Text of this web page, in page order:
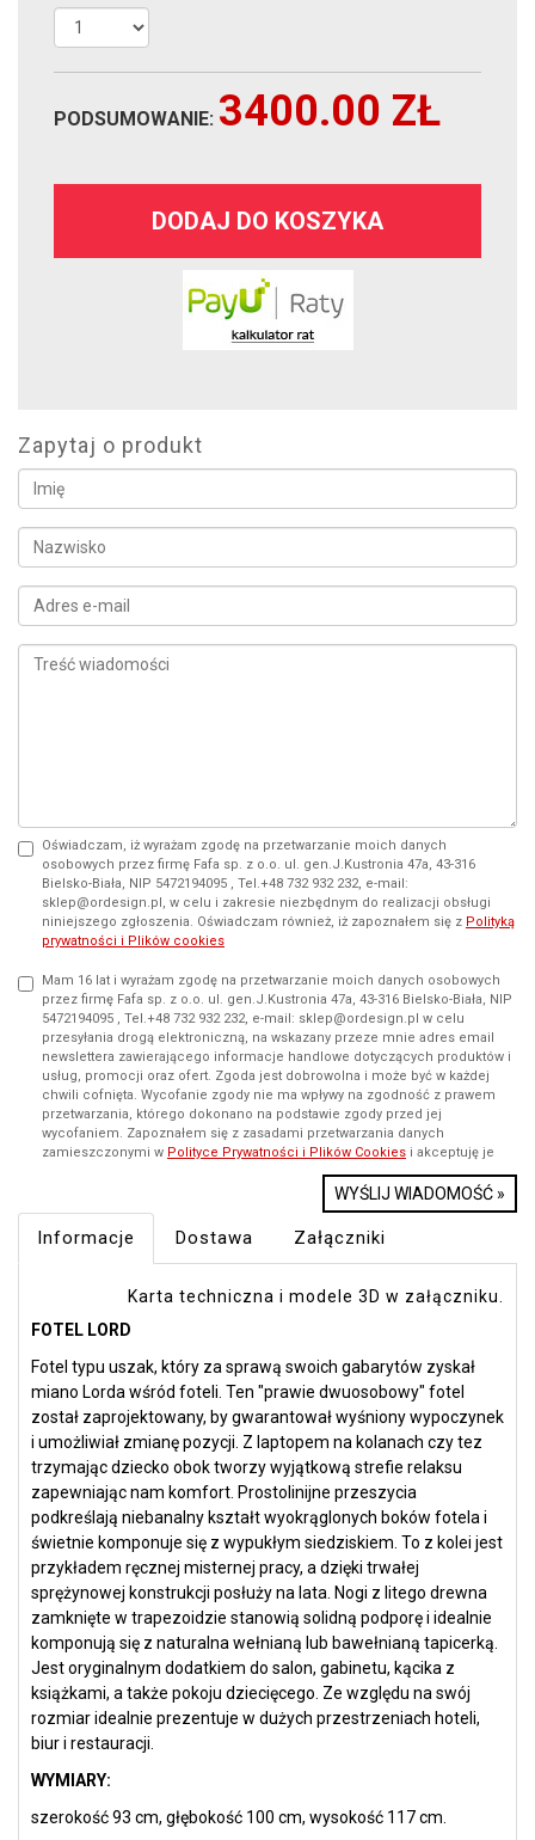
PODSUMOWANIE: 3400.00 ZŁ
DODAJ DO KOSZYKA
Zapytaj o produkt
Oświadczam, iż wyrażam zgodę na przetwarzanie moich danych
osobowych przez firmę Fafa sp. z o.o. ul. gen.J.Kustronia 47a, 43-316
Bielsko-Biała, NIP 5472194095 , Tel.+48 732 932 232, e-mail:
sklep@ordesign.pl, w celu i zakresie niezbędnym do realizacji obsługi
niniejszego zgłoszenia. Oświadczam również, iż zapoznałem się z Polityką
prywatności i Plików cookies
Mam 16 lat i wyrażam zgodę na przetwarzanie moich danych osobowych
przez firmę Fafa sp. z o.o. ul. gen.J.Kustronia 47a, 43-316 Bielsko-Biała, NIP
5472194095 , Tel.+48 732 932 232, e-mail: sklep@ordesign.pl w celu
przesyłania drogą elektroniczną, na wskazany przeze mnie adres email
newslettera zawierającego informacje handlowe dotyczących produktów i
usług, promocji oraz ofert. Zgoda jest dobrowolna i może być w każdej
chwili cofnięta. Wycofanie zgody nie ma wpływy na zgodność z prawem
przetwarzania, którego dokonano na podstawie zgody przed jej
wycofaniem. Zapoznałem się z zasadami przetwarzania danych
zamieszczonymi w Polityce Prywatności i Plików Cookies i akceptuję je
WYŚLIJ WIADOMOŚĆ »
Informacje Dostawa Załączniki
Karta techniczna i modele 3D w załączniku.
FOTEL LORD
Fotel typu uszak, który za sprawą swoich gabarytów zyskał
miano Lorda wśród foteli. Ten "prawie dwuosobowy" fotel
został zaprojektowany, by gwarantował wyśniony wypoczynek
i umożliwiał zmianę pozycji. Z laptopem na kolanach czy tez
trzymając dziecko obok tworzy wyjątkową strefie relaksu
zapewniając nam komfort. Prostolinijne przeszycia
podkreślają niebanalny kształt wyokrąglonych boków fotela i
świetnie komponuje się z wypukłym siedziskiem. To z kolei jest
przykładem ręcznej misternej pracy, a dzięki trwałej
sprężynowej konstrukcji posłuży na lata. Nogi z litego drewna
zamknięte w trapezoidzie stanowią solidną podporę i idealnie
komponują się z naturalna wełnianą lub bawełnianą tapicerką.
Jest oryginalnym dodatkiem do salon, gabinetu, kącika z
książkami, a także pokoju dziecięcego. Ze względu na swój
rozmiar idealnie prezentuje w dużych przestrzeniach hoteli,
biur i restauracji.
WYMIARY:
szerokość 93 cm, głębokość 100 cm, wysokość 117 cm.